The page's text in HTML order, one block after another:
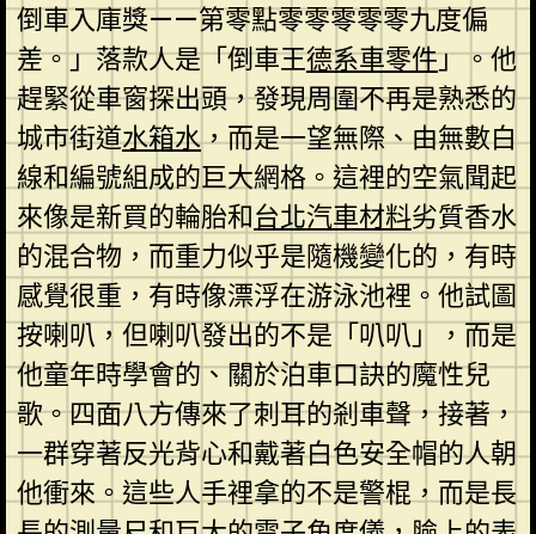
倒車入庫獎——第零點零零零零零九度偏
差。」落款人是「倒車王德系車零件」。他
趕緊從車窗探出頭，發現周圍不再是熟悉的
城市街道水箱水，而是一望無際、由無數白
線和編號組成的巨大網格。這裡的空氣聞起
來像是新買的輪胎和台北汽車材料劣質香水
的混合物，而重力似乎是隨機變化的，有時
感覺很重，有時像漂浮在游泳池裡。他試圖
按喇叭，但喇叭發出的不是「叭叭」，而是
他童年時學會的、關於泊車口訣的魔性兒
歌。四面八方傳來了刺耳的剎車聲，接著，
一群穿著反光背心和戴著白色安全帽的人朝
他衝來。這些人手裡拿的不是警棍，而是長